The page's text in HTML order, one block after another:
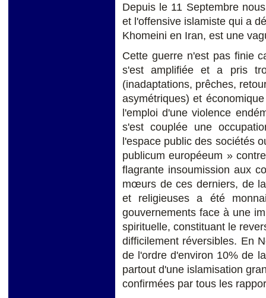
Depuis le 11 Septembre
et l'offensive islamiste qui a
Khomeini en Iran, est une
Cette guerre n'est pas finie
s'est amplifiée et a pris
(inadaptations, prêches,
asymétriques) et
l'emploi d'une violence
s'est couplée une
l'espace public des sociétés
publicum européeum »
flagrante insoumission aux
mœurs de ces derniers, de
et religieuses a été
gouvernements face à une
spirituelle, constituant le
difficilement réversibles. En
de l'ordre d'environ 10% de
partout d'une islamisation
confirmées par tous les